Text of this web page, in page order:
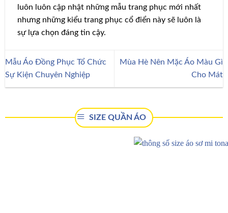
luôn luôn cập nhật những mẫu trang phục mới nhất
nhưng những kiểu trang phục cổ điển này sẽ luôn là
sự lựa chọn đáng tin cậy.
Mẫu Áo Đồng Phục Tổ Chức
Sự Kiện Chuyên Nghiệp
Mùa Hè Nên Mặc Áo Màu Gì
Cho Mát
SIZE QUẦN ÁO